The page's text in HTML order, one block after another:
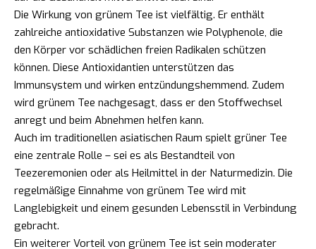
Die Wirkung von grünem Tee ist vielfältig. Er enthält
zahlreiche antioxidative Substanzen wie Polyphenole, die
den Körper vor schädlichen freien Radikalen schützen
können. Diese Antioxidantien unterstützen das
Immunsystem und wirken entzündungshemmend. Zudem
wird grünem Tee nachgesagt, dass er den Stoffwechsel
anregt und beim Abnehmen helfen kann.
Auch im traditionellen asiatischen Raum spielt grüner Tee
eine zentrale Rolle – sei es als Bestandteil von
Teezeremonien oder als Heilmittel in der Naturmedizin. Die
regelmäßige Einnahme von grünem Tee wird mit
Langlebigkeit und einem gesunden Lebensstil in Verbindung
gebracht.
Ein weiterer Vorteil von grünem Tee ist sein moderater